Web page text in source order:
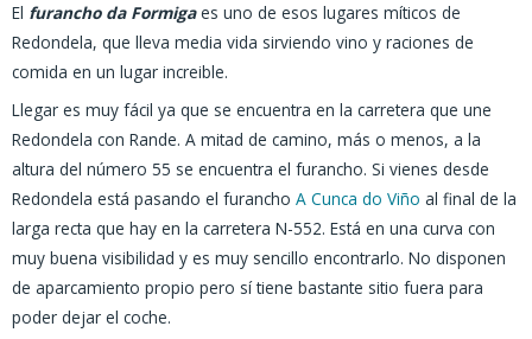
El furancho da Formigaes uno de esos lugares míticos de
Redondela, que lleva media vida sirviendo vino y raciones de
comida en un lugar increible.
Llegar es muy fácil ya que se encuentra en la carretera que une
Redondela con Rande. A mitad de camino, más o menos, a la
altura del número 55 se encuentra el furancho. Si vienes desde
Redondela está pasando el furancho A Cunca do Viño al final de la
larga recta que hay en la carretera N-552. Está en una curva con
muy buena visibilidad y es muy sencillo encontrarlo. No disponen
de aparcamiento propio pero sí tiene bastante sitio fuera para
poder dejar el coche.